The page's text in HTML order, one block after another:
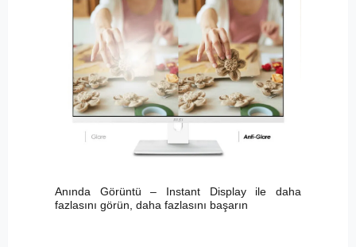
Anında Görüntü – Instant Display ile daha
fazlasını görün, daha fazlasını başarın